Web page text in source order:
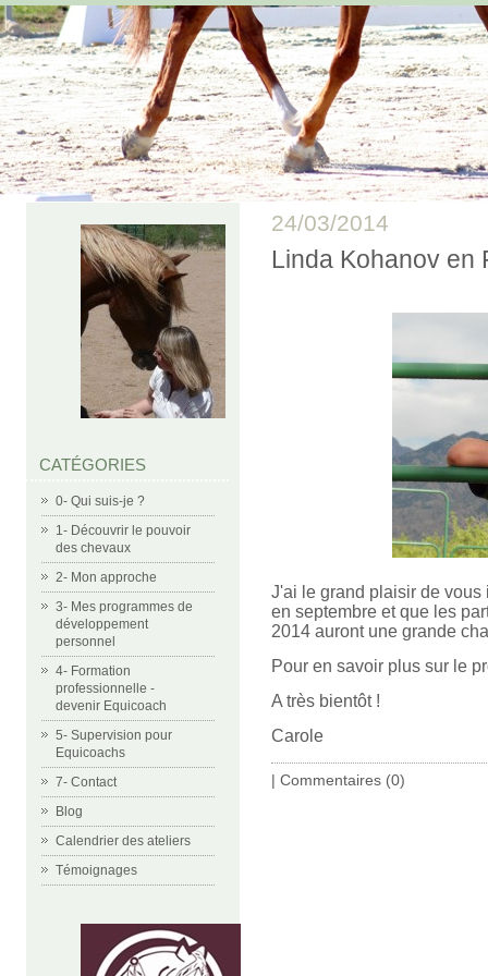
CATÉGORIES
0- Qui suis-je ?
1- Découvrir le pouvoir
des chevaux
2- Mon approche
3- Mes programmes de
développement
personnel
4- Formation
professionnelle -
devenir Equicoach
5- Supervision pour
Equicoachs
7- Contact
Blog
Calendrier des ateliers
Témoignages
24/03/2014
Linda Kohanov en
J'ai le grand plaisir de
en septembre et que les
2014 auront une grande
Pour en savoir plus sur le
A très bientôt !
Carole
| Commentaires (0)